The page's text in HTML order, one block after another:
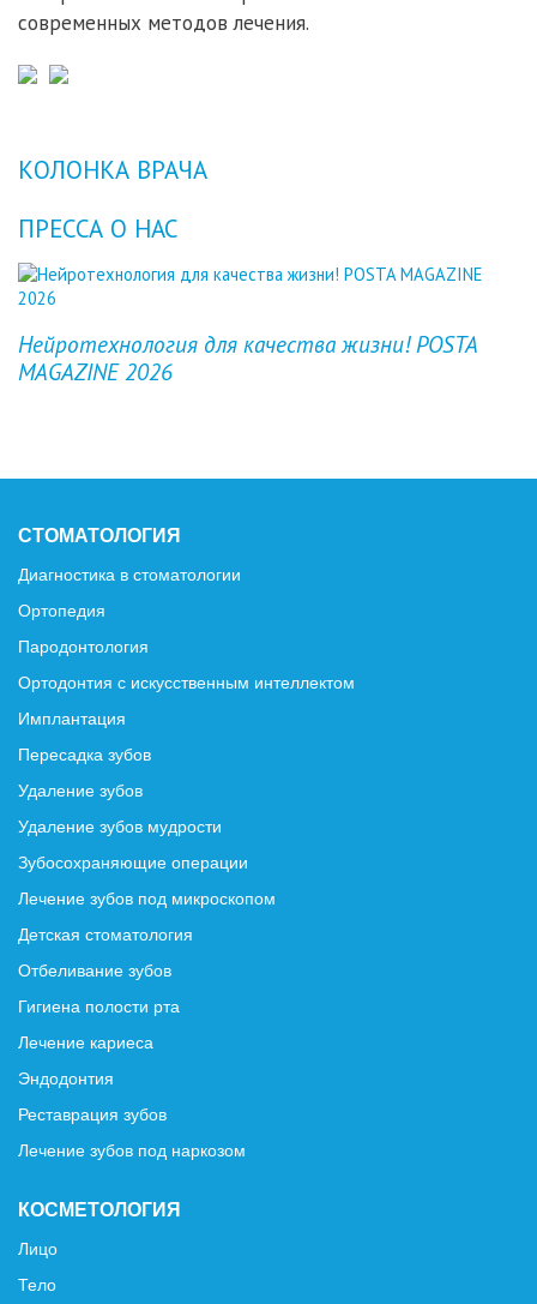
современных методов лечения.
КОЛОНКА ВРАЧА
ПРЕССА О НАС
Нейротехнология для качества жизни! POSTA
MAGAZINE 2026
Previous
СТОМАТОЛОГИЯ
Диагностика в стоматологии
Ортопедия
Пародонтология
Ортодонтия с искусственным интеллектом
Имплантация
Пересадка зубов
Удаление зубов
Удаление зубов мудрости
Зубосохраняющие операции
Лечение зубов под микроскопом
Детская стоматология
Отбеливание зубов
Гигиена полости рта
Лечение кариеса
Эндодонтия
Реставрация зубов
Лечение зубов под наркозом
КОСМЕТОЛОГИЯ
Лицо
Тело